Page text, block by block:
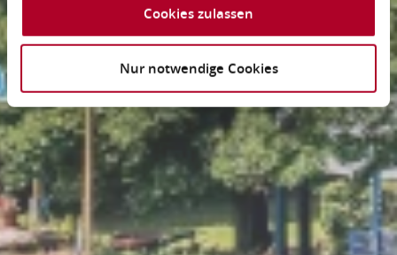
Cookies zulassen
Nur notwendige Cookies